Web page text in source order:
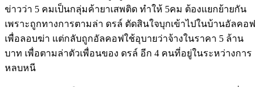
ข่าวว่า 5 คมเป็นกลุ่มค้ายาเสพติด ทำให้ 5คม ต้องแยกย้ายกัน
เพราะถูกทางการตามล่า ดรล์ ตัดสินใจบุกเข้าไปในบ้านอัลคอฟ
เพื่อลอบฆ่า แต่กลับถูกอัลคอฟใช้อุบายว่าจ้างในราคา 5 ล้าน
บาท เพื่อตามล่าตัวเพื่อนของ ดรล์ อีก 4 คนที่อยู่ในระหว่างการ
หลบหนี